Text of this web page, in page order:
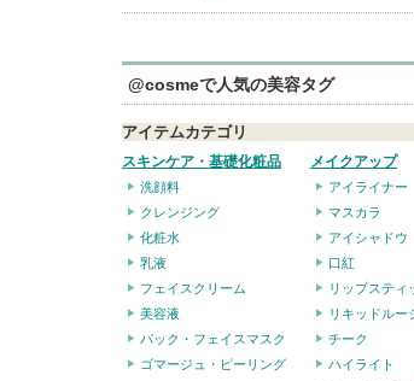
@cosmeで人気の美容タグ
アイテムカテゴリ
スキンケア・基礎化粧品
洗顔料
クレンジング
化粧水
乳液
フェイスクリーム
美容液
パック・フェイスマスク
ゴマージュ・ピーリング
メイクアップ
アイライナー
マスカラ
アイシャドウ
口紅
リップスティ
リキッドルー
チーク
ハイライト